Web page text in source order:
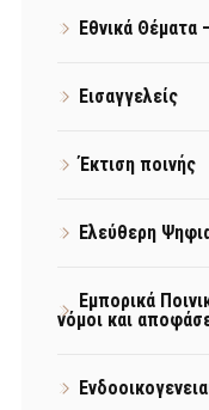
Εθνικά Θέματα
Εισαγγελείς
Έκτιση ποινής
Ελεύθερη
Εμπορικά
νόμοι και